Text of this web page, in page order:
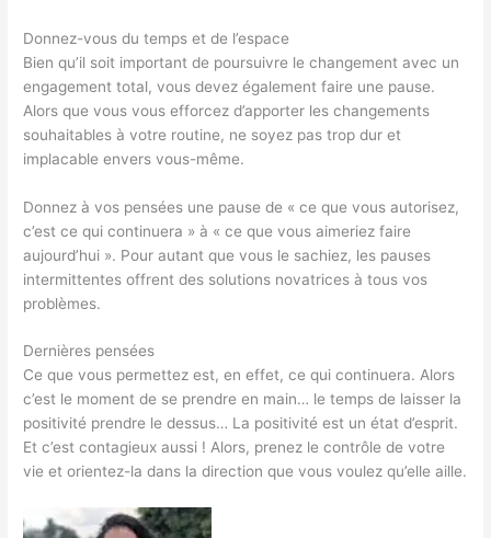
Donnez-vous du temps et de l’espace
Bien qu’il soit important de poursuivre le changement avec un
engagement total, vous devez également faire une pause.
Alors que vous vous efforcez d’apporter les changements
souhaitables à votre routine, ne soyez pas trop dur et
implacable envers vous-même.
Donnez à vos pensées une pause de « ce que vous autorisez,
c’est ce qui continuera » à « ce que vous aimeriez faire
aujourd’hui ». Pour autant que vous le sachiez, les pauses
intermittentes offrent des solutions novatrices à tous vos
problèmes.
Dernières pensées
Ce que vous permettez est, en effet, ce qui continuera. Alors
c’est le moment de se prendre en main… le temps de laisser la
positivité prendre le dessus… La positivité est un état d’esprit.
Et c’est contagieux aussi ! Alors, prenez le contrôle de votre
vie et orientez-la dans la direction que vous voulez qu’elle aille.